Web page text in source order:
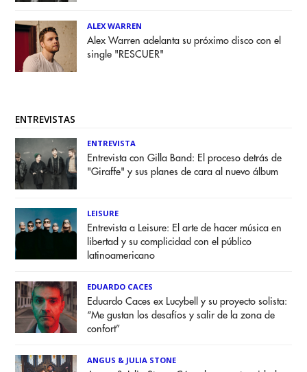
ALEX WARREN
Alex Warren adelanta su próximo disco con el
single "RESCUER"
ENTREVISTAS
ENTREVISTA
Entrevista con Gilla Band: El proceso detrás de
"Giraffe" y sus planes de cara al nuevo álbum
LEISURE
Entrevista a Leisure: El arte de hacer música en
libertad y su complicidad con el público
latinoamericano
EDUARDO CACES
Eduardo Caces ex Lucybell y su proyecto solista:
“Me gustan los desafíos y salir de la zona de
confort”
ANGUS & JULIA STONE